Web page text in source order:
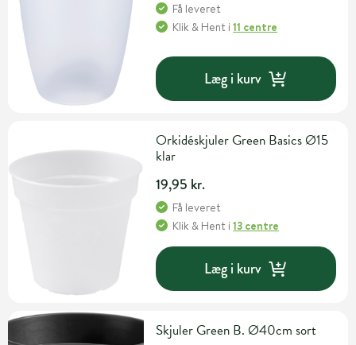
Få leveret
Klik & Hent i11 centre
Læg i kurv
Orkidéskjuler Green Basics Ø15
klar
19,95 kr.
Få leveret
Klik & Hent i13 centre
Læg i kurv
Skjuler Green B. Ø40cm sort